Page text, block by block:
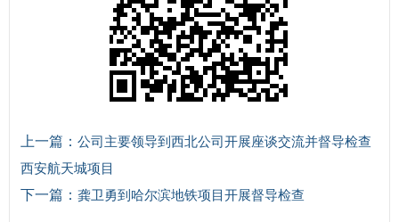
上一篇： 公司主要领导到西北公司开展座谈交流并督导检查
西安航天城项目
下一篇： 龚卫勇到哈尔滨地铁项目开展督导检查